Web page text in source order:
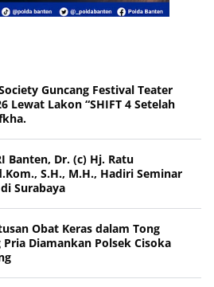
Guncang Festival Teater
Lewat Lakon “SHIFT 4 Setelah
Banten, Dr. (c) Hj. Ratu
S.H., M.H., Hadiri Seminar
Surabaya
Obat Keras dalam Tong
Pria Diamankan Polsek Cisoka